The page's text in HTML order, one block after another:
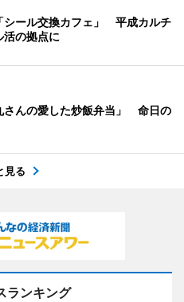
シール交換カフェ」 平成カルチ
活の拠点に
さんの愛した炒飯弁当」 命日の
見る
ランキング